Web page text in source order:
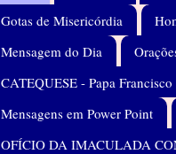
Gotas de Misericórdia
Mensagem do Dia
CATEQUESE - Papa Francisco
Mensagens em Power Point
OFÍCIO DA IMACULADA